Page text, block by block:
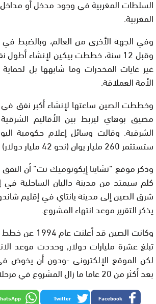
السلطات المغربية في وجود مدخل أو مداخل
المغربية.
وفي الجهة الأخرى من العالم، وبالضبط
وقبل 12 سنة، خططت بيكين لإنشاء
غير غايات المخدرات وما شابهها بل
الأمة العملاقة.
وخططت الصين ساعتها لإنشاء أكبر نفق في
مضيق بوهاي ليربط بين الأقاليم الشرقية
الشرقية. وقالت وسائل إعلام حكومية
ستستثمر 260 مليار يوان (نحو 42 مليار دولار) في هذا المشروع.
كلم سيمتد من مدينة داليان الساحلية في
شرق الصين إلى مدينة يانتاي في إقليم
يذكر التقرير موعد انتهاء المشروع.
وكانت الصين قد
لكن الموقع الإلكتروني -ودون أن يخوض
بعد أكثر من 20 عاما ما زال المشروع في مرحلة التخطيط.
Facebook
Twitter